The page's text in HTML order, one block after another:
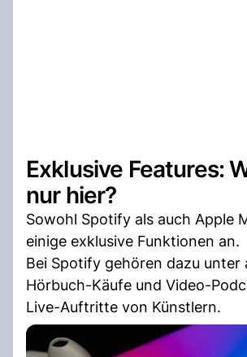
Exklusive Features:
nur hier?
Sowohl Spotify als auch Apple
einige exklusive Funktionen an.
Bei Spotify gehören dazu unter
Hörbuch-Käufe und Video-
Live-Auftritte von Künstlern.